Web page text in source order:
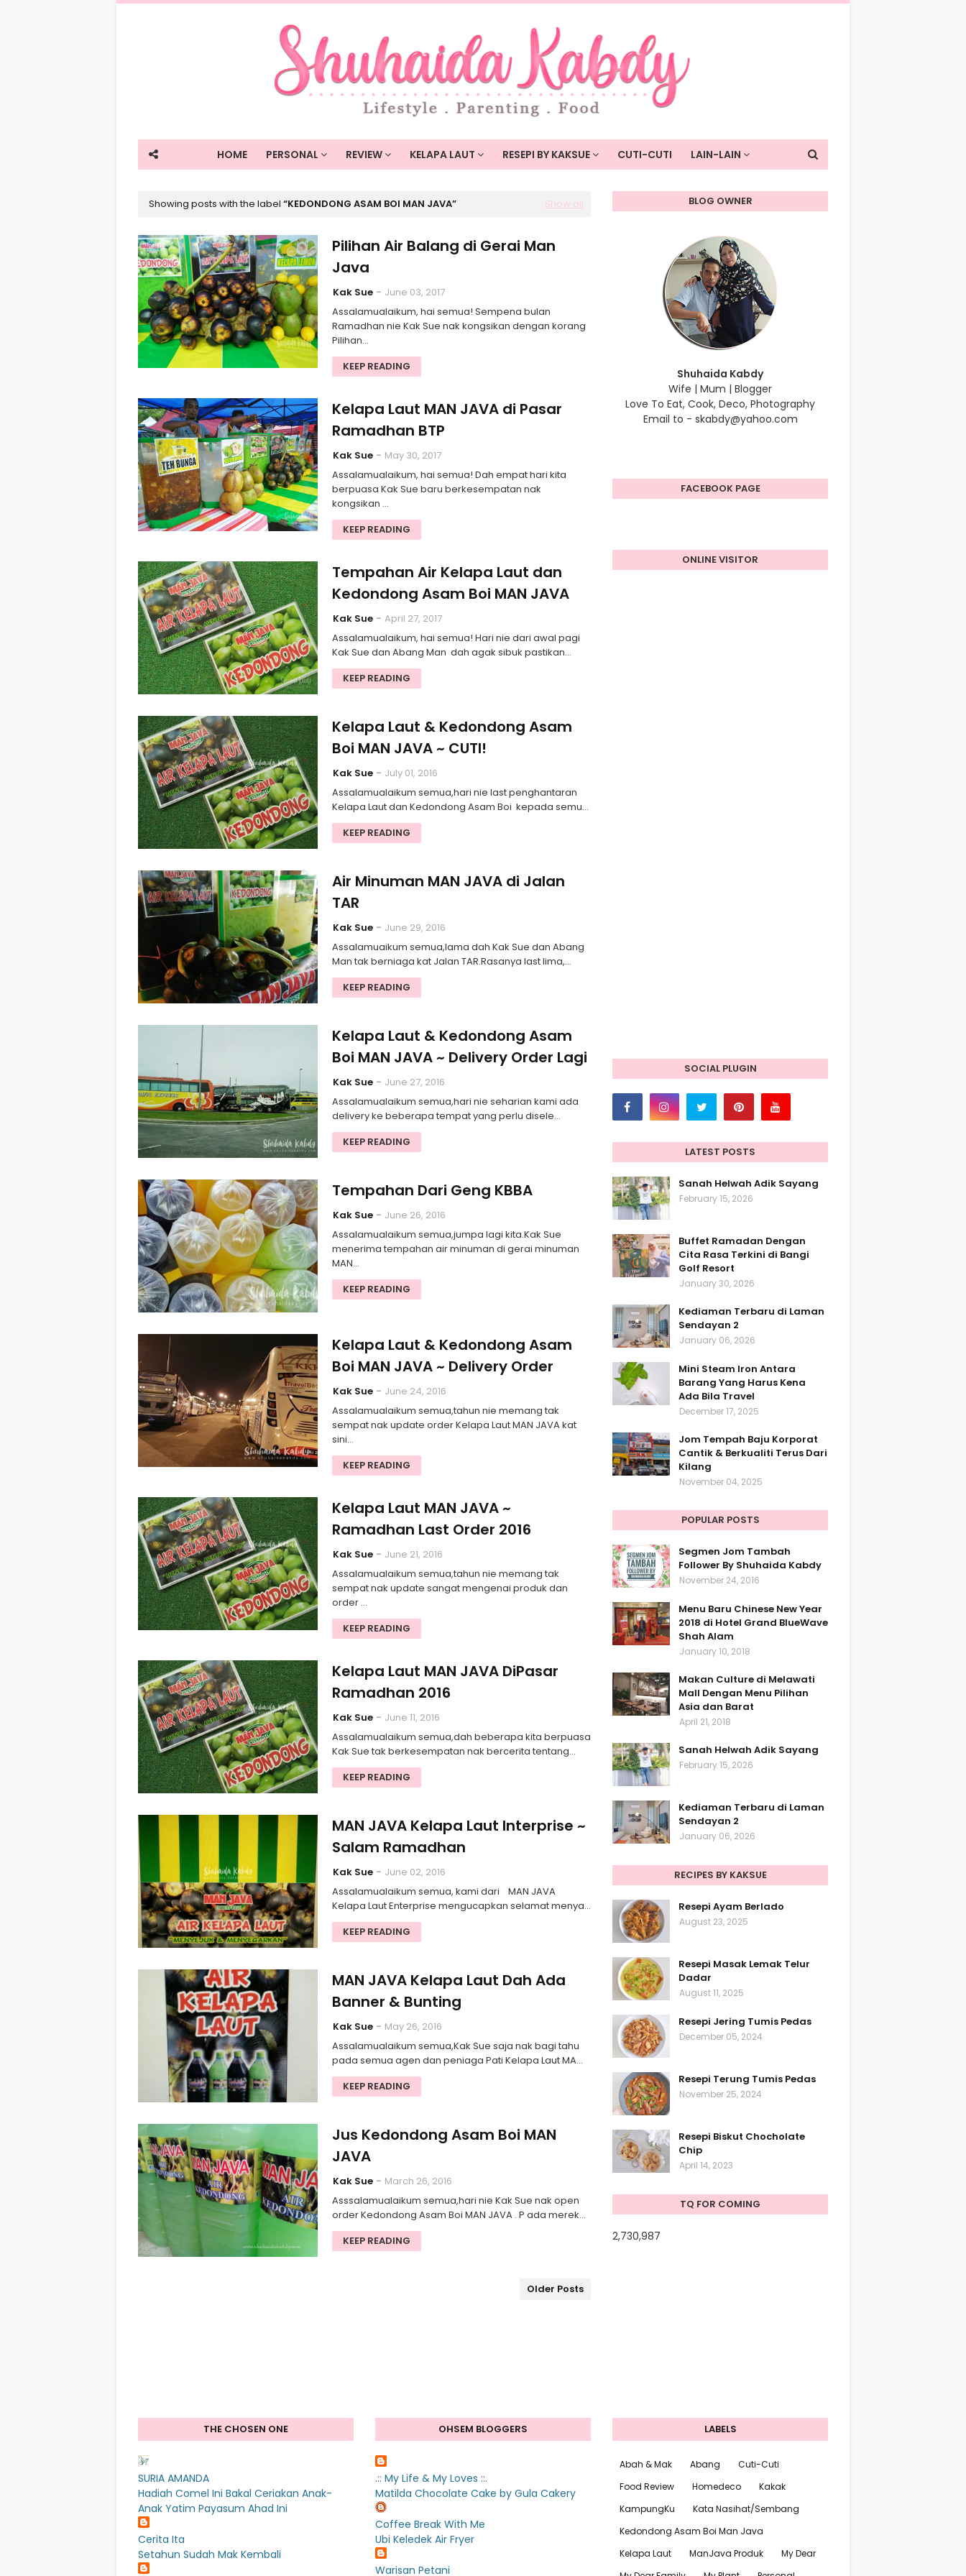
HOME PERSONAL REVIEW KELAPA LAUT RESEPI BY KAKSUE CUTI-CUTI LAIN-LAIN
Showing posts with the label KEDONDONG ASAM BOI MAN JAVA Show all
Pilihan Air Balang di Gerai Man
Java
Kak Sue
June 03, 2017
Assalamualaikum, hai semua! Sempena bulan
Ramadhan nie Kak Sue nak kongsikan dengan korang
Pilihan…
KEEP READING
Kelapa Laut MAN JAVA di Pasar
Ramadhan BTP
Kak Sue
May 30, 2017
Assalamualaikum, hai semua! Dah empat hari kita
berpuasa Kak Sue baru berkesempatan nak
kongsikan …
KEEP READING
Tempahan Air Kelapa Laut dan
Kedondong Asam Boi MAN JAVA
Kak Sue
April 27, 2017
Assalamualaikum, hai semua! Hari nie dari awal pagi
Kak Sue dan Abang Man dah agak sibuk pastikan…
KEEP READING
Kelapa Laut & Kedondong Asam
Boi MAN JAVA ~ CUTI!
Kak Sue
July 01, 2016
Assalamualaikum semua,hari nie last penghantaran
Kelapa Laut dan Kedondong Asam Boi kepada semu…
KEEP READING
Air Minuman MAN JAVA di Jalan
TAR
Kak Sue
June 29, 2016
Assalamuaikum semua,lama dah Kak Sue dan Abang
Man tak berniaga kat Jalan TAR.Rasanya last lima,…
KEEP READING
Kelapa Laut & Kedondong Asam
Boi MAN JAVA ~ Delivery Order Lagi
Kak Sue
June 27, 2016
Assalamualaikum semua,hari nie seharian kami ada
delivery ke beberapa tempat yang perlu disele…
KEEP READING
Tempahan Dari Geng KBBA
Kak Sue
June 26, 2016
Assalamualaikum semua,jumpa lagi kita.Kak Sue
menerima tempahan air minuman di gerai minuman
MAN…
KEEP READING
Kelapa Laut & Kedondong Asam
Boi MAN JAVA ~ Delivery Order
Kak Sue
June 24, 2016
Assalamualaikum semua,tahun nie memang tak
sempat nak update order Kelapa Laut MAN JAVA kat
sini…
KEEP READING
Kelapa Laut MAN JAVA ~
Ramadhan Last Order 2016
Kak Sue
June 21, 2016
Assalamualaikum semua,tahun nie memang tak
sempat nak update sangat mengenai produk dan
order …
KEEP READING
Kelapa Laut MAN JAVA DiPasar
Ramadhan 2016
Kak Sue
June 11, 2016
Assalamualaikum semua,dah beberapa kita berpuasa
Kak Sue tak berkesempatan nak bercerita tentang…
KEEP READING
MAN JAVA Kelapa Laut Interprise ~
Salam Ramadhan
Kak Sue
June 02, 2016
Assalamualaikum semua, kami dari MAN JAVA
Kelapa Laut Enterprise mengucapkan selamat menya…
KEEP READING
MAN JAVA Kelapa Laut Dah Ada
Banner & Bunting
Kak Sue
May 26, 2016
Assalamualaikum semua,Kak Sue saja nak bagi tahu
pada semua agen dan peniaga Pati Kelapa Laut MA…
KEEP READING
Jus Kedondong Asam Boi MAN
JAVA
Kak Sue
March 26, 2016
Asssalamualaikum semua,hari nie Kak Sue nak open
order Kedondong Asam Boi MAN JAVA . P ada merek…
KEEP READING
Older Posts
BLOG OWNER
Shuhaida Kabdy
Wife | Mum | Blogger
Love To Eat, Cook, Deco, Photography
Email to - skabdy@yahoo.com
FACEBOOK PAGE
ONLINE VISITOR
SOCIAL PLUGIN
LATEST POSTS
Sanah Helwah Adik Sayang
February 15, 2026
Buffet Ramadan Dengan
Cita Rasa Terkini di Bangi
Golf Resort
January 30, 2026
Kediaman Terbaru di Laman
Sendayan 2
January 06, 2026
Mini Steam Iron Antara
Barang Yang Harus Kena
Ada Bila Travel
December 17, 2025
Jom Tempah Baju Korporat
Cantik & Berkualiti Terus Dari
Kilang
November 04, 2025
POPULAR POSTS
Segmen Jom Tambah
Follower By Shuhaida Kabdy
November 24, 2016
Menu Baru Chinese New Year
2018 di Hotel Grand BlueWave
Shah Alam
January 10, 2018
Makan Culture di Melawati
Mall Dengan Menu Pilihan
Asia dan Barat
April 21, 2018
Sanah Helwah Adik Sayang
February 15, 2026
Kediaman Terbaru di Laman
Sendayan 2
January 06, 2026
RECIPES BY KAKSUE
Resepi Ayam Berlado
August 23, 2025
Resepi Masak Lemak Telur
Dadar
August 11, 2025
Resepi Jering Tumis Pedas
December 05, 2024
Resepi Terung Tumis Pedas
November 25, 2024
Resepi Biskut Chocholate
Chip
April 14, 2023
TQ FOR COMING
2,730,987
THE CHOSEN ONE
SURIA AMANDA
Hadiah Comel Ini Bakal Ceriakan Anak-
Anak Yatim Payasum Ahad Ini
Cerita Ita
Setahun Sudah Mak Kembali
OHSEM BLOGGERS
.:: My Life & My Loves ::.
Matilda Chocolate Cake by Gula Cakery
Coffee Break With Me
Ubi Keledek Air Fryer
Warisan Petani
LABELS
Abah & Mak Abang
Cuti-Cuti
Food Review
Homedeco
Kakak
KampungKu
Kata Nasihat/Sembang
Kedondong Asam Boi Man Java
Kelapa Laut
ManJava Produk
My Dear